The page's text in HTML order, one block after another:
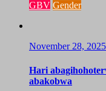
GBV Gender
November 28, 2025
Hari
abakobwa